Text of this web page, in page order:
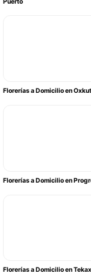
Florerías a Domicilio en
Florerías a Domicilio en
Florerías a Domicilio en Tekax